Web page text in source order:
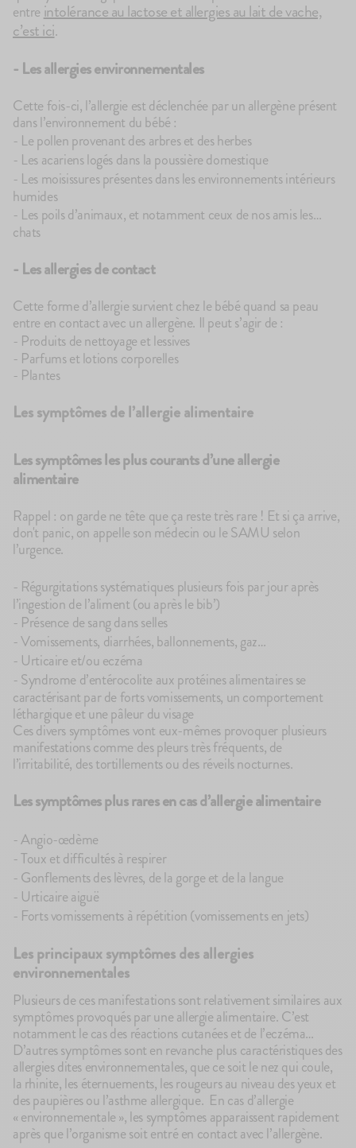
entreintolérance au lactose et allergies au lait de vache,
c’est ici.
- Les allergies environnementales
Cette fois-ci, l’allergie est déclenchée par un allergène présent
dans l’environnement du bébé :
- Le pollen provenant des arbres et des herbes
- Les acariens logés dans la poussière domestique
- Les moisissures présentes dans les environnements intérieurs
humides
- Les poils d’animaux, et notamment ceux de nos amis les…
chats
- Les allergies de contact
Cette forme d’allergie survient chez le bébé quand sa peau
entre en contact avec un allergène. Il peut s’agir de :
- Produits de nettoyage et lessives
- Parfums et lotions corporelles
- Plantes
Les symptômes de l’allergie alimentaire
Les symptômes les plus courants d’une allergie
alimentaire
Rappel : on garde ne tête que ça reste très rare ! Et si ça arrive,
don't panic, on appelle son médecin ou le SAMU selon
l’urgence.
- Régurgitations systématiques plusieurs fois par jour après
l’ingestion de l’aliment (ou après le bib’)
- Présence de sang dans selles
- Vomissements, diarrhées, ballonnements, gaz…
- Urticaire et/ou eczéma
- Syndrome d’entérocolite aux protéines alimentaires se
caractérisant par de forts vomissements, un comportement
léthargique et une pâleur du visage
Ces divers symptômes vont eux-mêmes provoquer plusieurs
manifestations comme des pleurs très fréquents, de
l’irritabilité, des tortillements ou des réveils nocturnes.
Les symptômes plus rares en cas d’allergie alimentaire
- Angio-œdème
- Toux et difficultés à respirer
- Gonflements des lèvres, de la gorge et de la langue
- Urticaire aiguë
- Forts vomissements à répétition (vomissements en jets)
Les principaux symptômes des allergies
environnementales
Plusieurs de ces manifestations sont relativement similaires aux
symptômes provoqués par une allergie alimentaire. C’est
notamment le cas des réactions cutanées et de l’eczéma…
D’autres symptômes sont en revanche plus caractéristiques des
allergies dites environnementales, que ce soit le nez qui coule,
la rhinite, les éternuements, les rougeurs au niveau des yeux et
des paupières ou l’asthme allergique. En cas d’allergie
« environnementale », les symptômes apparaissent rapidement
après que l’organisme soit entré en contact avec l’allergène.